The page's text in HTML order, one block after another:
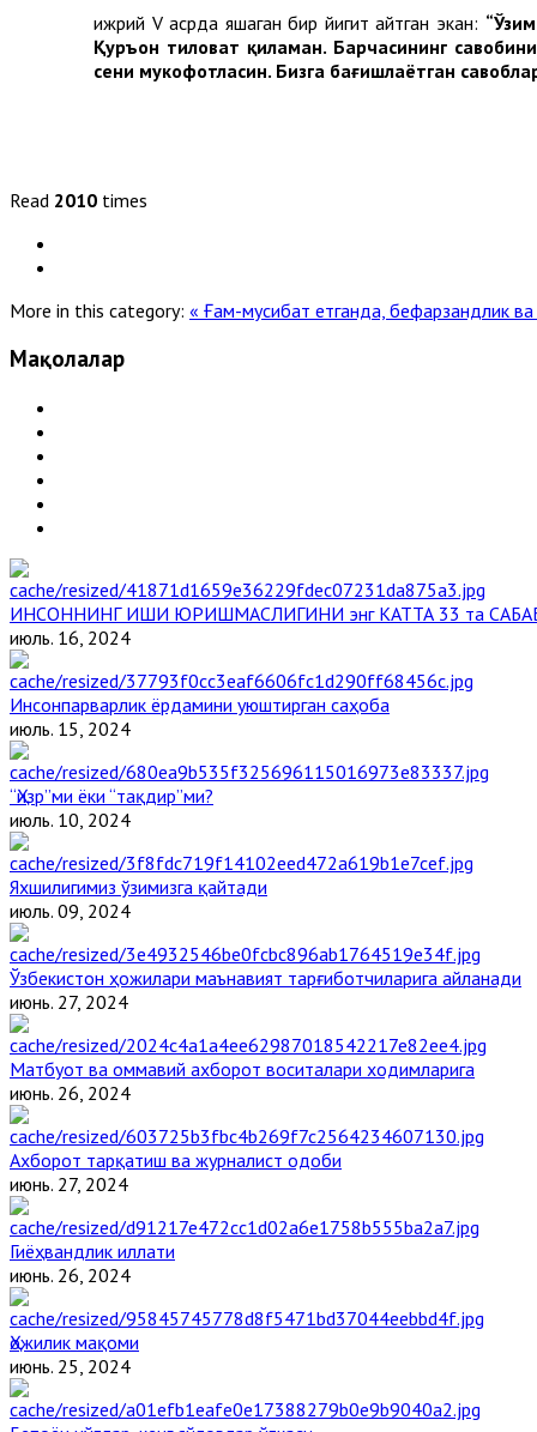
Ҳижрий V асрда яшаган бир йигит айтган экан:
Қуръон тиловат қиламан. Барчасининг
сени мукофотласин. Бизга бағишлаётган
Read 2010 times
More in this category: « Ғам-мусибат етганда, бефарзандлик
Мақолалар
ИНСОННИНГ ИШИ ЮРИШМАСЛИГИНИ энг КАТТА 33 та
июль. 16, 2024
Инсонпарварлик ёрдамини уюштирган саҳоба
июль. 15, 2024
“Ҳизр”ми ёки “тақдир”ми?
июль. 10, 2024
Яхшилигимиз ўзимизга қайтади
июль. 09, 2024
Ўзбекистон ҳожилари маънавият тарғиботчиларига айланади
июнь. 27, 2024
Матбуот ва оммавий ахборот воситалари ходимларига
июнь. 26, 2024
Ахборот тарқатиш ва журналист одоби
июнь. 27, 2024
Гиёҳвандлик иллати
июнь. 26, 2024
Ҳожилик мақоми
июнь. 25, 2024